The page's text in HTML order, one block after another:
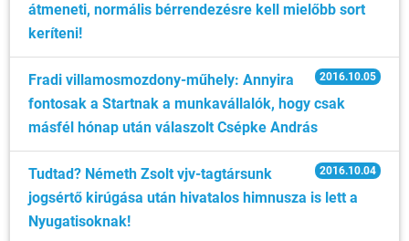
átmeneti, normális bérrendezésre kell mielőbb sort
keríteni!
2016.10.05
Fradi villamosmozdony-műhely: Annyira
fontosak a Startnak a munkavállalók, hogy csak
másfél hónap után válaszolt Csépke András
2016.10.04
Tudtad? Németh Zsolt vjv-tagtársunk
jogsértő kirúgása után hivatalos himnusza is lett a
Nyugatisoknak!